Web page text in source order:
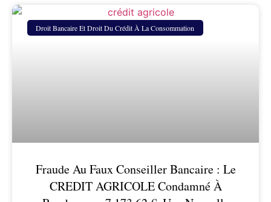
Droit Bancaire Et Droit Du Crédit À La Consommation
Fraude Au Faux Conseiller Bancaire : Le
CREDIT AGRICOLE Condamné À